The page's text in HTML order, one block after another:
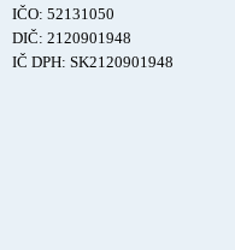
IČO: 52131050
DIČ: 2120901948
IČ DPH: SK2120901948